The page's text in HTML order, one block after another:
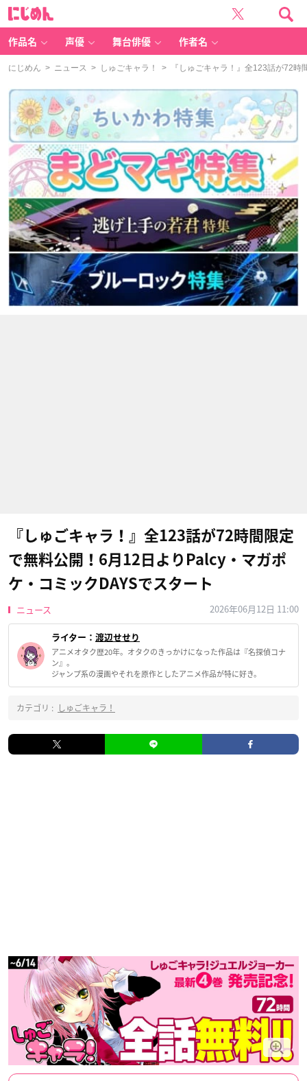
作品名 声優 舞台俳優 作者名
にじめん > ニュース > しゅごキャラ！ > 『しゅごキャラ！』全123話が72時
『しゅごキャラ！』全123話が72時間限定
で無料公開！6月12日よりPalcy・マガポ
ケ・コミックDAYSでスタート
ニュース 2026年06月12日 11:00
ライター： 渡辺せせり
アニメオタク歴20年。オタクのきっかけになった作品は『名探偵コナ
ン』。
ジャンプ系の漫画やそれを原作としたアニメ作品が特に好き。
カテゴリ : しゅごキャラ！